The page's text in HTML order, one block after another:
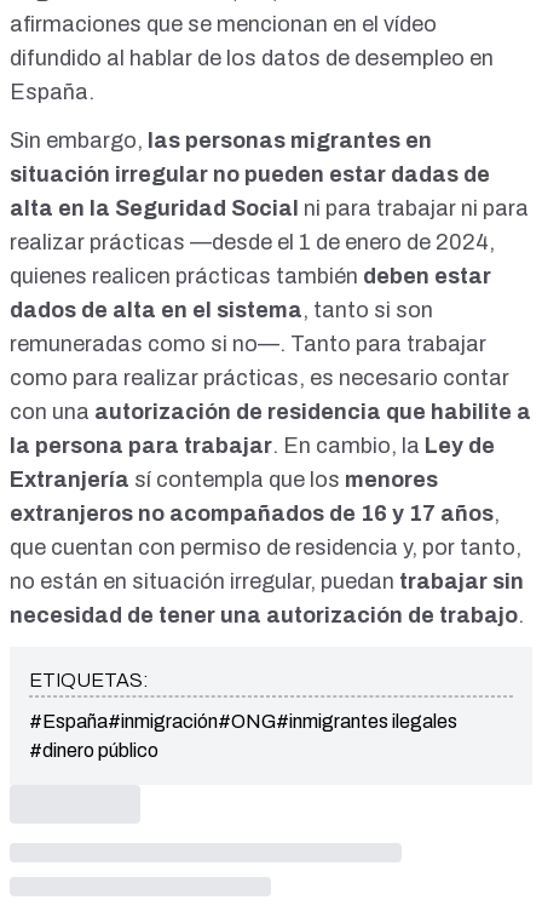
afirmaciones que se mencionan en el vídeo
difundido al hablar de los datos de desempleo en
España.
Sin embargo, las personas migrantes en
situación irregular no pueden estar dadas de
alta en la Seguridad Social ni para trabajar ni para
realizar prácticas —desde el 1 de enero de 2024,
quienes realicen prácticas también deben estar
dados de alta en el sistema, tanto si son
remuneradas como si no—. Tanto para trabajar
como para realizar prácticas, es necesario contar
con una autorización de residencia que habilite a
la persona para trabajar. En cambio, la Ley de
Extranjería sí contempla que los menores
extranjeros no acompañados de 16 y 17 años,
que cuentan con permiso de residencia y, por tanto,
no están en situación irregular, puedan trabajar sin
necesidad de tener una autorización de trabajo.
ETIQUETAS:
#España#inmigración#ONG#inmigrantes ilegales
#dinero público